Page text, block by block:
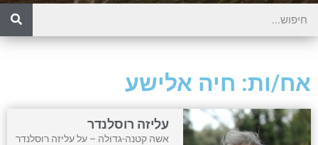
אח/ות: חיה אלישע
עליזה רוסלנדר
אשה קטנה-גדולה – על עליזה רוסלנדר